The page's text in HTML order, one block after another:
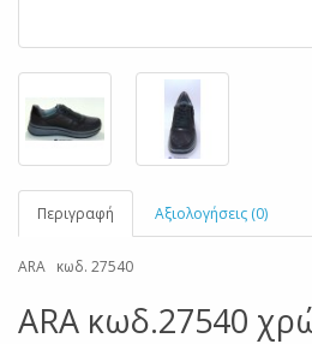
Περιγραφή Αξιολογήσεις (0)
ARA κωδ. 27540
ARA κωδ.27540